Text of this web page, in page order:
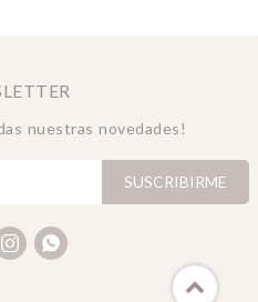
nuestras novedades!
SUSCRIBIRME
 